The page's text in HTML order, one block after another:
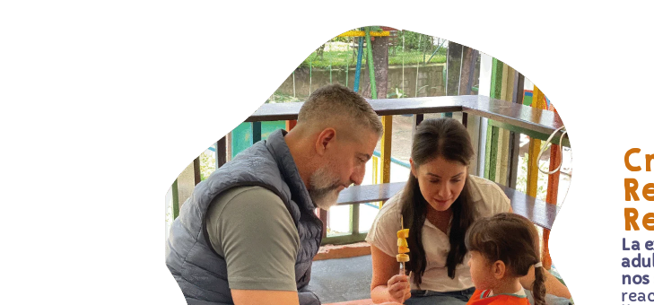
La
nos